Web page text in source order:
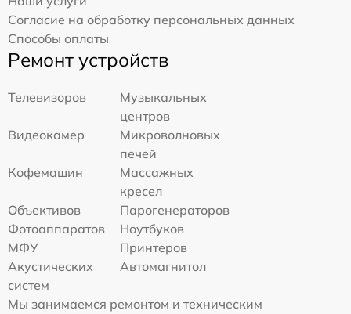
Согласие на обработку персональных данных
Способы оплаты
Ремонт устройств
Телевизоров
Музыкальных
центров
Видеокамер
Микроволновых
печей
Кофемашин
Массажных
кресел
Объективов
Парогенераторов
Фотоаппаратов
Ноутбуков
МФУ
Принтеров
Акустических
систем
Автомагнитол
Мы занимаемся ремонтом и техническим